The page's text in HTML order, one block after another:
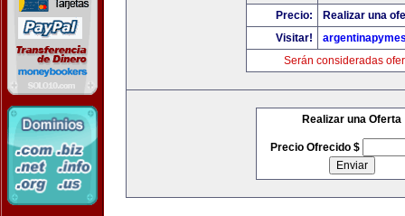
Precio:
Realizar una
Visitar!
Serán consideradas
Realizar una Oferta
Precio Ofrecido $